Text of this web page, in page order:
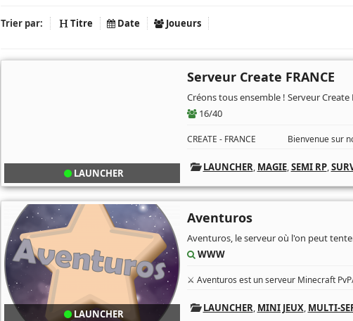
Trier par: Titre Date Joueurs
LAUNCHER
Serveur Create FRANCE
Créons tous ensemble ! Serveur Create
16/40
CREATE - FRANCE Bienvenue sur
LAUNCHER, MAGIE,SEMI RP,
LAUNCHER
Aventuros
Aventuros, le serveur où l'on peut
WWW
⚔ Aventuros est un serveur Minecraft
LAUNCHER, MINI JEUX, MULTI-